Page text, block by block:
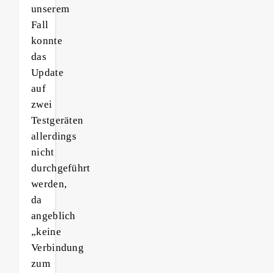
unserem
Fall
konnte
das
Update
auf
zwei
Testgeräten
allerdings
nicht
durchgeführt
werden,
da
angeblich
„keine
Verbindung
zum